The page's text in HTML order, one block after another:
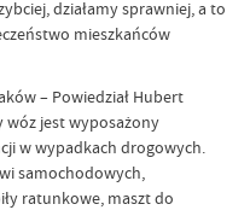
działamy sprawniej, a to
mieszkańców
– Powiedział Hubert
wóz jest wyposażony
w wypadkach drogowych.
samochodowych,
ratunkowe, maszt do